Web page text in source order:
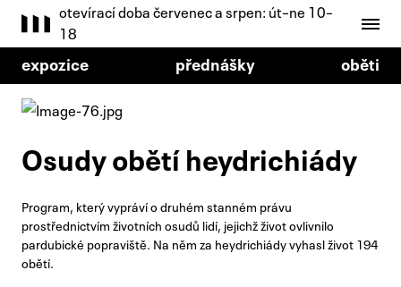
otevírací doba červenec a srpen: út–ne 10–
18
expozice přednášky oběti
Osudy obětí heydrichiády
Program, který vypráví o druhém stanném právu
prostřednictvím životních osudů lidí, jejichž život ovlivnilo
pardubické popraviště. Na něm za heydrichiády vyhasl život 194
obětí.